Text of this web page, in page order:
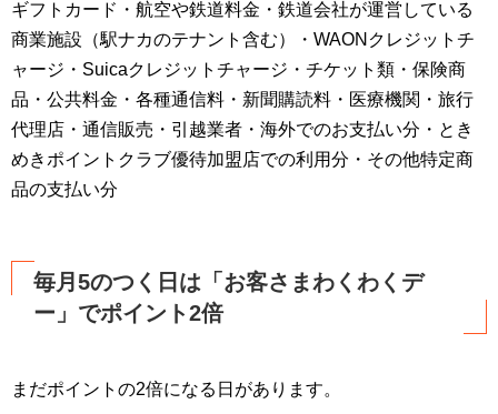
ギフトカード・航空や鉄道料金・鉄道会社が運営している
商業施設（駅ナカのテナント含む）・WAONクレジットチ
ャージ・Suicaクレジットチャージ・チケット類・保険商
品・公共料金・各種通信料・新聞購読料・医療機関・旅行
代理店・通信販売・引越業者・海外でのお支払い分・とき
めきポイントクラブ優待加盟店での利用分・その他特定商
品の支払い分
毎月5のつく日は「お客さまわくわくデ
ー」でポイント2倍
まだポイントの2倍になる日があります。